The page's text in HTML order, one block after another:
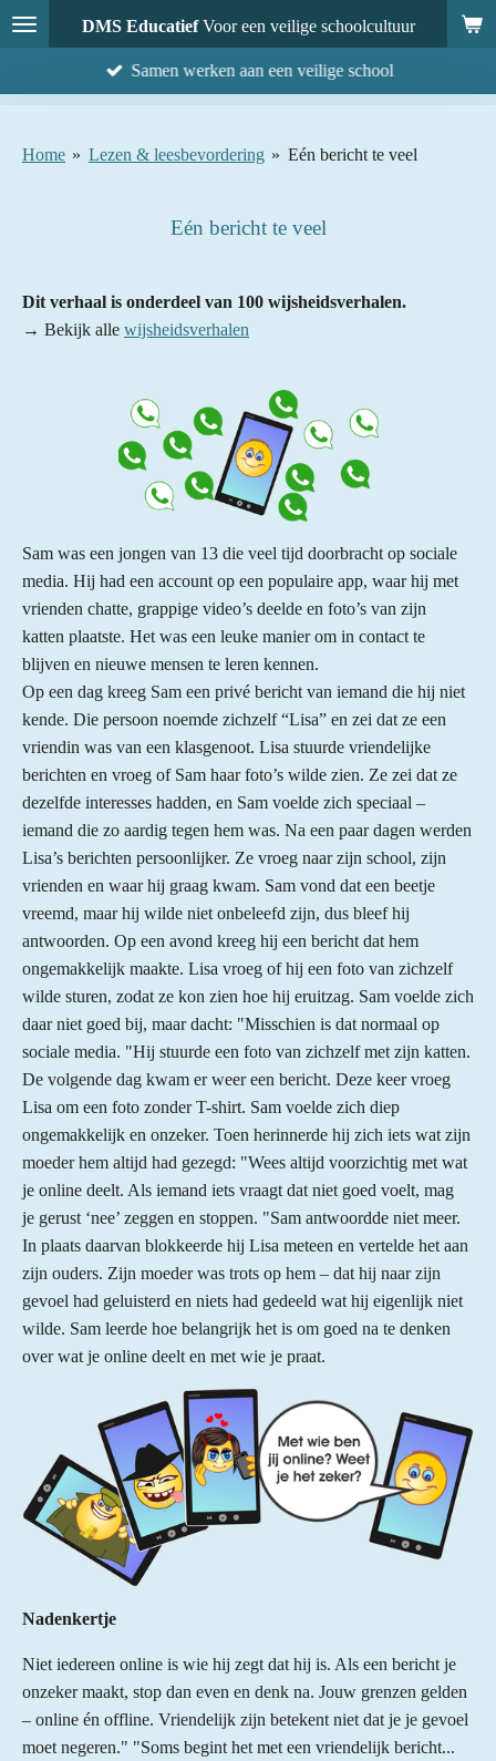
Ga
direct
DMS EducatiefVoor een veilige schoolcultuur
Samen werken aan een veilige school
Home » Lezen & leesbevordering » Eén bericht te veel
Eén bericht te veel
Dit verhaal is onderdeel van 100 wijsheidsverhalen.
→ Bekijk alle wijsheidsverhalen
Sam was een jongen van 13 die veel tijd doorbracht op sociale
media. Hij had een account op een populaire app, waar hij met
vrienden chatte, grappige video’s deelde en foto’s van zijn
katten plaatste. Het was een leuke manier om in contact te
blijven en nieuwe mensen te leren kennen.
Op een dag kreeg Sam een privé bericht van iemand die hij niet
kende. Die persoon noemde zichzelf “Lisa” en zei dat ze een
vriendin was van een klasgenoot. Lisa stuurde vriendelijke
berichten en vroeg of Sam haar foto’s wilde zien. Ze zei dat ze
dezelfde interesses hadden, en Sam voelde zich speciaal –
iemand die zo aardig tegen hem was. Na een paar dagen werden
Lisa’s berichten persoonlijker. Ze vroeg naar zijn school, zijn
vrienden en waar hij graag kwam. Sam vond dat een beetje
vreemd, maar hij wilde niet onbeleefd zijn, dus bleef hij
antwoorden. Op een avond kreeg hij een bericht dat hem
ongemakkelijk maakte. Lisa vroeg of hij een foto van zichzelf
wilde sturen, zodat ze kon zien hoe hij eruitzag. Sam voelde zich
daar niet goed bij, maar dacht: "Misschien is dat normaal op
sociale media. "Hij stuurde een foto van zichzelf met zijn katten.
De volgende dag kwam er weer een bericht. Deze keer vroeg
Lisa om een foto zonder T-shirt. Sam voelde zich diep
ongemakkelijk en onzeker. Toen herinnerde hij zich iets wat zijn
moeder hem altijd had gezegd: "Wees altijd voorzichtig met wat
je online deelt. Als iemand iets vraagt dat niet goed voelt, mag
je gerust ‘nee’ zeggen en stoppen. "Sam antwoordde niet meer.
In plaats daarvan blokkeerde hij Lisa meteen en vertelde het aan
zijn ouders. Zijn moeder was trots op hem – dat hij naar zijn
gevoel had geluisterd en niets had gedeeld wat hij eigenlijk niet
wilde. Sam leerde hoe belangrijk het is om goed na te denken
over wat je online deelt en met wie je praat.
Nadenkertje
Niet iedereen online is wie hij zegt dat hij is. Als een bericht je
onzeker maakt, stop dan even en denk na. Jouw grenzen gelden
– online én offline. Vriendelijk zijn betekent niet dat je je gevoel
moet negeren." "Soms begint het met een vriendelijk bericht...